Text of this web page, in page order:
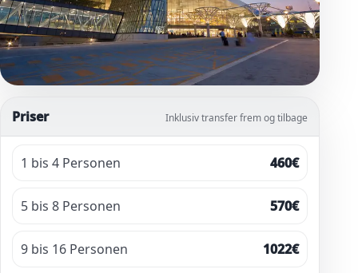
Priser Inklusiv transfer frem og tilbage
1 bis 4 Personen 460€
5 bis 8 Personen 570€
9 bis 16 Personen 1022€